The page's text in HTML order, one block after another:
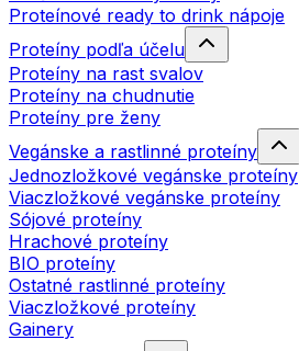
Proteínové ready to drink nápoje
Proteíny podľa účelu
Proteíny na rast svalov
Proteíny na chudnutie
Proteíny pre ženy
Vegánske a rastlinné proteíny
Jednozložkové vegánske proteíny
Viaczložkové vegánske proteíny
Sójové proteíny
Hrachové proteíny
BIO proteíny
Ostatné rastlinné proteíny
Viaczložkové proteíny
Gainery